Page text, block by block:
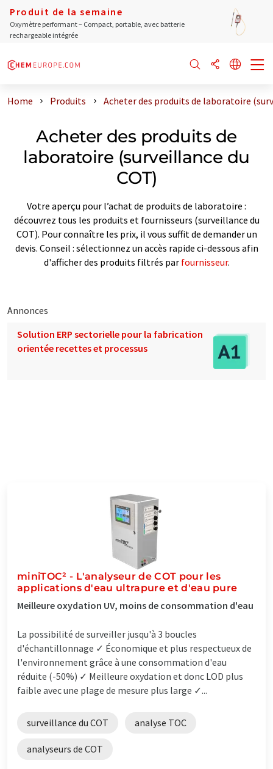
Produit de la semaine
Oxymètre performant – Compact, portable, avec batterie
rechargeable intégrée
Home Produits Acheter des produits de laboratoire
Acheter des produits de
laboratoire (surveillance du
COT)
Votre aperçu pour l’achat de produits de laboratoire :
découvrez tous les produits et fournisseurs (surveillance du
COT). Pour connaître les prix, il vous suffit de demander un
devis. Conseil : sélectionnez un accès rapide ci-dessous afin
d'afficher des produits filtrés par fournisseur.
Annonces
Solution ERP sectorielle pour la fabrication
orientée recettes et processus
miniTOC² - L'analyseur de COT pour les
applications d'eau ultrapure et d'eau pure
Meilleure oxydation UV, moins de consommation d'eau
La possibilité de surveiller jusqu'à 3 boucles
d'échantillonnage ✓ Économique et plus respectueux de
l'environnement grâce à une consommation d'eau
réduite (-50%) ✓ Meilleure oxydation et donc LOD plus
faible avec une plage de mesure plus large ✓...
surveillance du COT analyse TOC
analyseurs de COT